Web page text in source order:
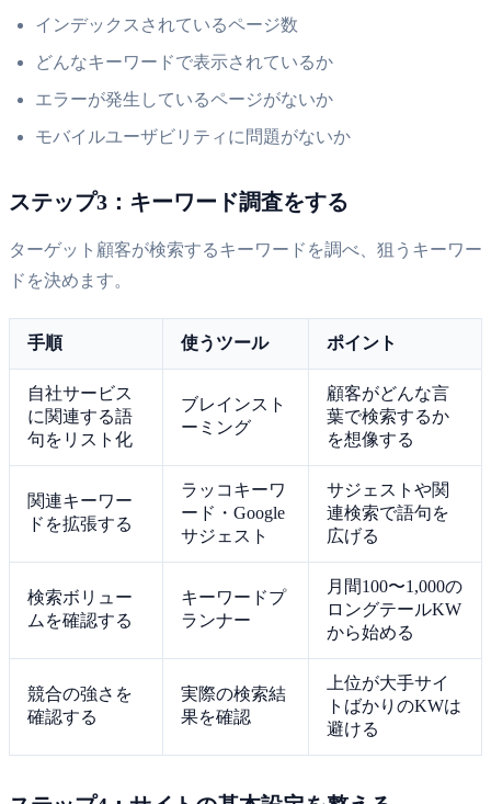
インデックスされているページ数
どんなキーワードで表示されているか
エラーが発生しているページがないか
モバイルユーザビリティに問題がないか
ステップ3：キーワード調査をする
ターゲット顧客が検索するキーワードを調べ、狙うキーワー
ドを決めます。
手順 使うツール ポイント
自社サービス
に関連する語
句をリスト化
ブレインスト
ーミング
顧客がどんな言
葉で検索するか
を想像する
関連キーワー
ドを拡張する
ラッコキーワ
ード・Google
サジェスト
サジェストや関
連検索で語句を
広げる
検索ボリュー
ムを確認する
キーワードプ
ランナー
月間100〜1,000の
ロングテールKW
から始める
競合の強さを
確認する
実際の検索結
果を確認
上位が大手サイ
トばかりのKWは
避ける